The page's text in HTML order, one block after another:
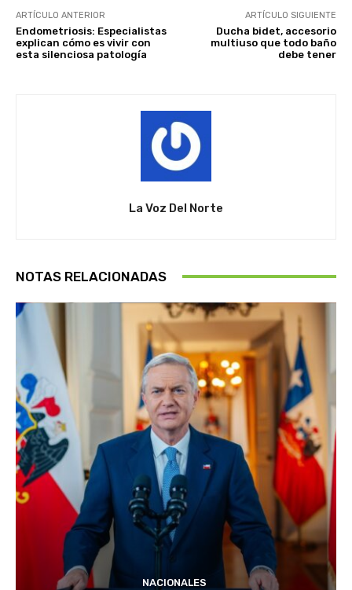
ARTÍCULO ANTERIOR
Endometriosis: Especialistas
explican cómo es vivir con
esta silenciosa patología
ARTÍCULO SIGUIENTE
Ducha bidet, accesorio
multiuso que todo baño
debe tener
La Voz Del Norte
NOTAS RELACIONADAS
NACIONALES